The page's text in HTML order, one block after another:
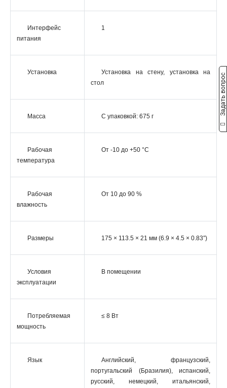
Интерфейс
питания
1
Установка
Установка на стену, установка на
стол
Масса С упаковкой: 675 г
Рабочая
температура
От -10 до +50 °С
Рабочая
влажность
От 10 до 90 %
Размеры 175 × 113.5 × 21 мм (6.9 × 4.5 × 0.83″)
Условия
эксплуатации
В помещении
Потребляемая
мощность
≤ 8 Вт
Язык
Английский, французский,
португальский (Бразилия), испанский,
русский, немецкий, итальянский,
Задать вопрос